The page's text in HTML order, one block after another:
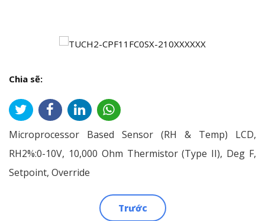
Chia sẽ:
Microprocessor Based Sensor (RH & Temp) LCD,
RH2%:0-10V, 10,000 Ohm Thermistor (Type II), Deg F,
Setpoint, Override
Trước